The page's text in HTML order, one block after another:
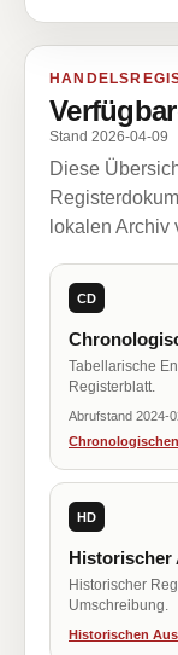
Stand 2026-04-09
Diese
lokalen Archiv
CD
Tabellarische
Registerblatt.
Abrufstand 2024-
HD
Historischer
Historischer
Umschreibung.
Historischen